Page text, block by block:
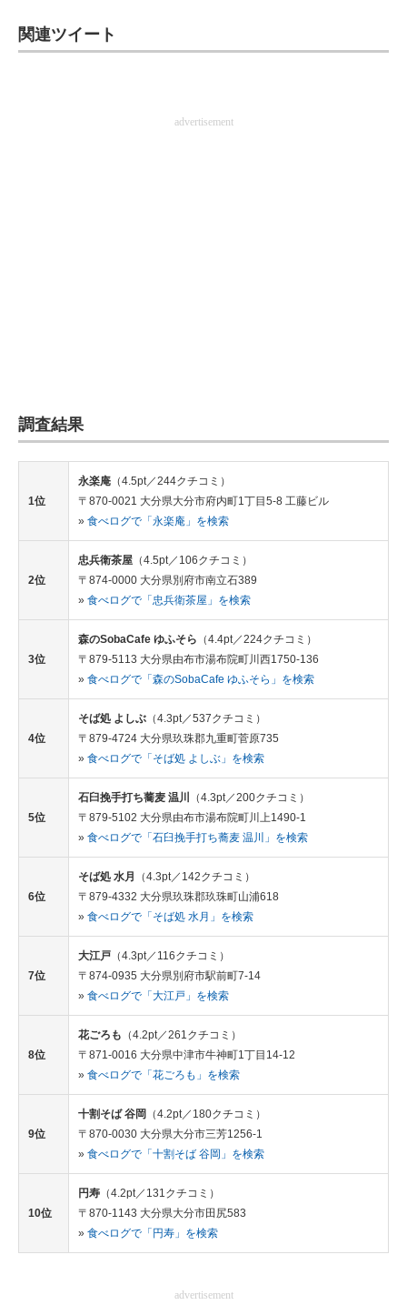
関連ツイート
advertisement
調査結果
1位
永楽庵 （4.5pt／244クチコミ）
〒870-0021 大分県大分市府内町1丁目5-8 工藤ビル
» 食べログで「永楽庵」を検索
2位
忠兵衛茶屋 （4.5pt／106クチコミ）
〒874-0000 大分県別府市南立石389
» 食べログで「忠兵衛茶屋」を検索
3位
森のSobaCafe ゆふそら （4.4pt／224クチコミ）
〒879-5113 大分県由布市湯布院町川西1750-136
» 食べログで「森のSobaCafe ゆふそら」を検索
4位
そば処 よしぶ （4.3pt／537クチコミ）
〒879-4724 大分県玖珠郡九重町菅原735
» 食べログで「そば処 よしぶ」を検索
5位
石臼挽手打ち蕎麦 温川
（4.3pt／200クチコミ）
〒879-5102 大分県由布市湯布院町川上1490-1
» 食べログで「石臼挽手打ち蕎麦 温川」を検索
6位
そば処 水月
（4.3pt／142クチコミ）
〒879-4332 大分県玖珠郡玖珠町山浦618
» 食べログで「そば処 水月」を検索
7位
大江戸 （4.3pt／116クチコミ）
〒874-0935 大分県別府市駅前町7-14
» 食べログで「大江戸」を検索
8位
花ごろも （4.2pt／261クチコミ）
〒871-0016 大分県中津市牛神町1丁目14-12
» 食べログで「花ごろも」を検索
9位
十割そば 谷岡
（4.2pt／180クチコミ）
〒870-0030 大分県大分市三芳1256-1
» 食べログで「十割そば 谷岡」を検索
10位
円寿 （4.2pt／131クチコミ）
〒870-1143 大分県大分市田尻583
» 食べログで「円寿」を検索
advertisement